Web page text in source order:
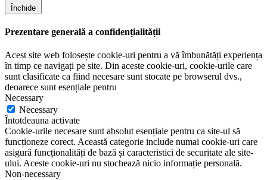
Închide
Prezentare generală a confidențialității
Acest site web folosește cookie-uri pentru a vă îmbunătăți experiența
în timp ce navigați pe site. Din aceste cookie-uri, cookie-urile care
sunt clasificate ca fiind necesare sunt stocate pe browserul dvs.,
deoarece sunt esențiale pentru
Necessary
Necessary
Întotdeauna activate
Cookie-urile necesare sunt absolut esențiale pentru ca site-ul să
funcționeze corect. Această categorie include numai cookie-uri care
asigură funcționalități de bază și caracteristici de securitate ale site-
ului. Aceste cookie-uri nu stochează nicio informație personală.
Non-necessary